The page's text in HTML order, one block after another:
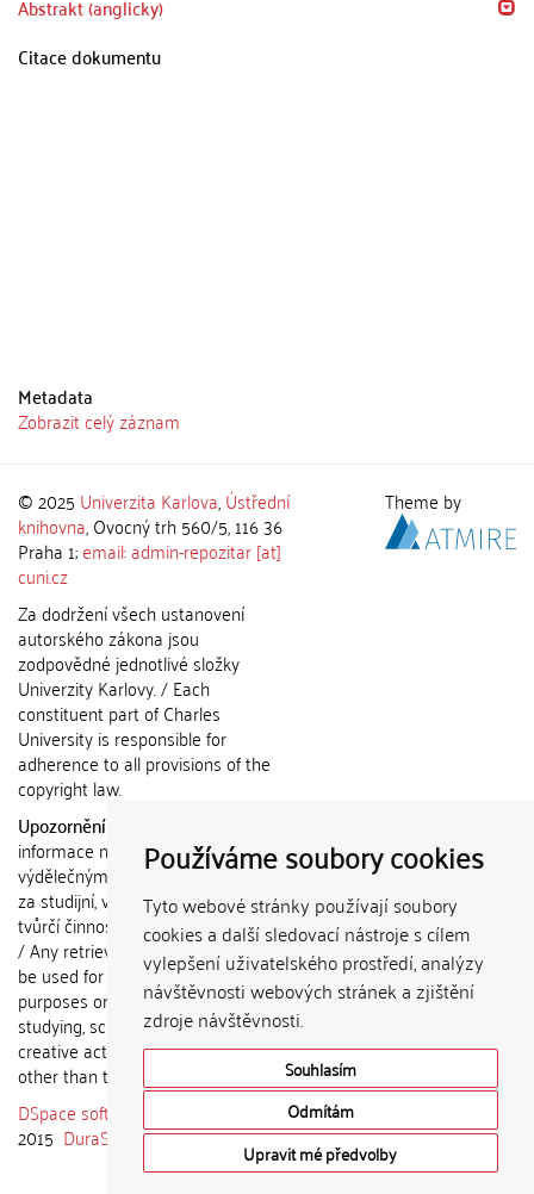
Používáme soubory cookies
Tyto webové stránky používají soubory
cookies a další sledovací nástroje s cílem
vylepšení uživatelského prostředí, analýzy
návštěvnosti webových stránek a zjištění
zdroje návštěvnosti.
Souhlasím
Odmítám
Upravit mé předvolby
Abstrakt (anglicky)
Citace dokumentu
Metadata
Zobrazit celý záznam
© 2025 Univerzita Karlova,Ústřední
knihovna, Ovocný trh 560/5, 116 36
Praha 1;email: admin-repozitar [at]
cuni.cz
Za dodržení všech ustanovení
autorského zákona jsou
zodpovědné jednotlivé složky
Univerzity Karlovy. / Each
constituent part of Charles
University is responsible for
adherence to all provisions of the
copyright law.
Upozornění / Notice:
informace nemohou být použity k
výdělečným účelům nebo vydávány
za studijní, vědeckou nebo jinou
tvůrčí činnost jiné osoby než autora.
/ Any retrieved information shall not
be used for any commercial
purposes or claimed as results of
studying, scientific or any other
creative activities of any person
other than the author.
DSpace software
copyright © 2002-
2015 DuraSpace
Theme by